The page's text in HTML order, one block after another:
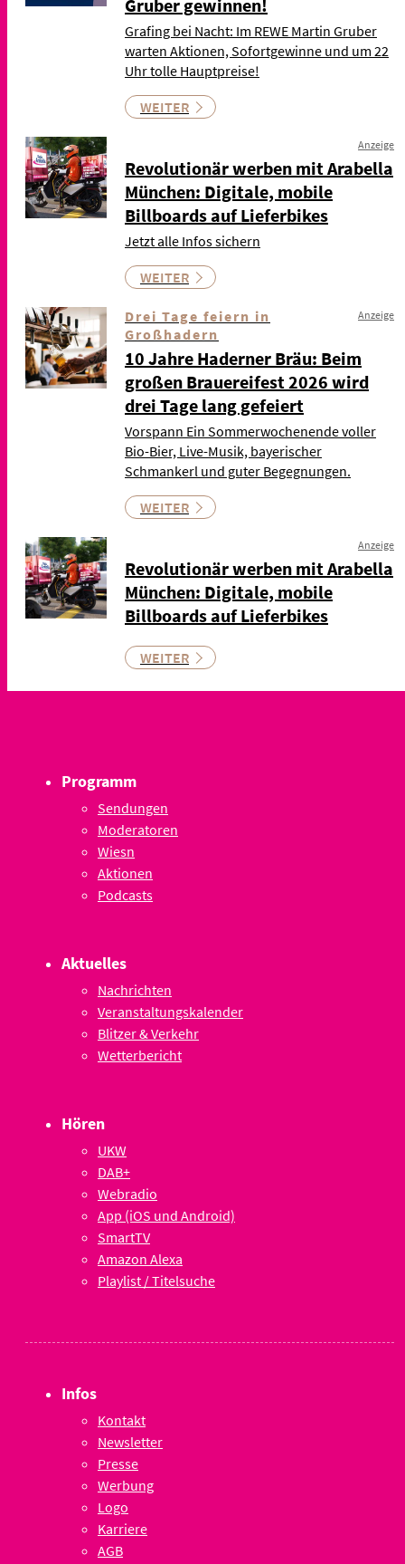
Gruber gewinnen!
Grafing bei Nacht: Im REWE Martin Gruber
warten Aktionen, Sofortgewinne und um 22
Uhr tolle Hauptpreise!
WEITER
Anzeige
Revolutionär werben mit Arabella
München: Digitale, mobile
Billboards auf Lieferbikes
Jetzt alle Infos sichern
WEITER
Drei Tage feiern in
Großhadern
Anzeige
10 Jahre Haderner Bräu: Beim
großen Brauereifest 2026 wird
drei Tage lang gefeiert
Vorspann Ein Sommerwochenende voller
Bio-Bier, Live-Musik, bayerischer
Schmankerl und guter Begegnungen.
WEITER
Anzeige
Revolutionär werben mit Arabella
München: Digitale, mobile
Billboards auf Lieferbikes
WEITER
Programm
Sendungen
Moderatoren
Wiesn
Aktionen
Podcasts
Aktuelles
Nachrichten
Veranstaltungskalender
Blitzer & Verkehr
Wetterbericht
Hören
UKW
DAB+
Webradio
App (iOS und Android)
SmartTV
Amazon Alexa
Playlist / Titelsuche
Infos
Kontakt
Newsletter
Presse
Werbung
Logo
Karriere
AGB